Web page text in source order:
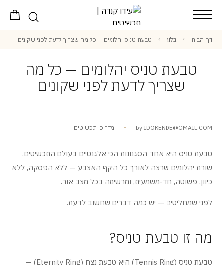
דף הבית בלוג טבעת טניס יהלומים — כל מה שצריך לדעת לפני שקונים
טבעת טניס יהלומים — כל מה
שצריך לדעת לפני שקונים
by IDOKENDE@GMAIL.COM מדריכי תכשיטים
טבעת טניס היא אחד הסגנונות הכי אלגנטיים בעולם התכשיטים.
שורת יהלומים שרצה לאורך כל היקף האצבע — ללא הפסקה, ללא
כיוון. פשוטה, חד-משמעית, ומרשימה בכל מצב אור.
לפני שמחליטים — יש כמה דברים שחשוב לדעת.
מה זו טבעת טניס?
טבעת טניס (Tennis Ring) היא טבעת נצח (Eternity Ring) —